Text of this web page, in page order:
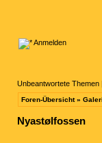
Anmelden
Unbeantwortete Themen
Foren-Übersicht»
Nyastølfossen